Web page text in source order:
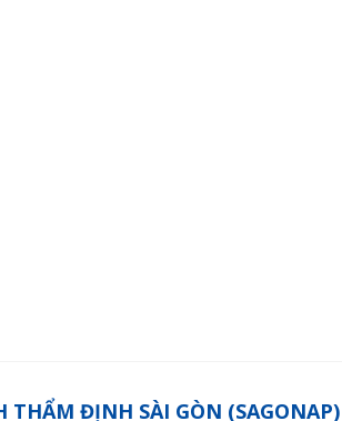
THẨM ĐỊNH SÀI GÒN (SAGONAP)